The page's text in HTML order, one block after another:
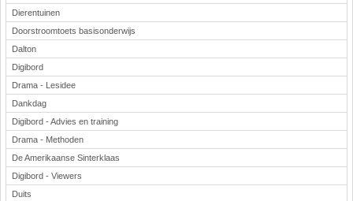
Dierentuinen
Doorstroomtoets basisonderwijs
Dalton
Digibord
Drama - Lesidee
Dankdag
Digibord - Advies en training
Drama - Methoden
De Amerikaanse Sinterklaas
Digibord - Viewers
Duits